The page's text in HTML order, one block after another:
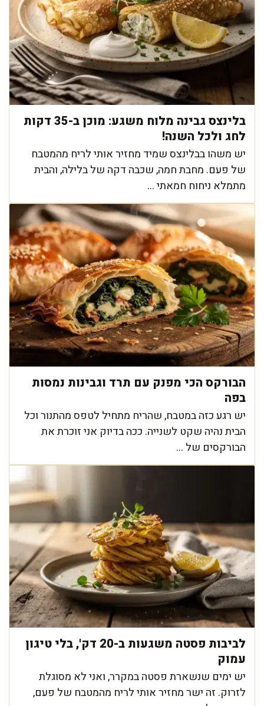
בלינצס גבינה מלוח משגע: מוכן ב-35 דקות
לחג ולכל השנה!
יש משהו בבלינצס שמיד מחזיר אותי לריח מהמטבח
של פעם. מחבת חמה, שכבה דקה של בלילה, והבית
מתמלא ניחוח חמאתי ...
הבורקס הכי מפנק עם תרד וגבינות נמסות
בפה
יש רגע כזה במטבח, שהריח מתחיל לטפס מהתנור וכל
הבית נהיה שקט לשנייה. ככה בדיוק אני זוכרת את
הבורקסים של ...
לביבות פסטה משגעות ב-20 דק', בלי טיגון
עמוק
יש ימים שנשארת פסטה במקרר, ואני לא מסוגלת
לזרוק. זה ישר מחזיר אותי לריח מהמטבח של פעם,